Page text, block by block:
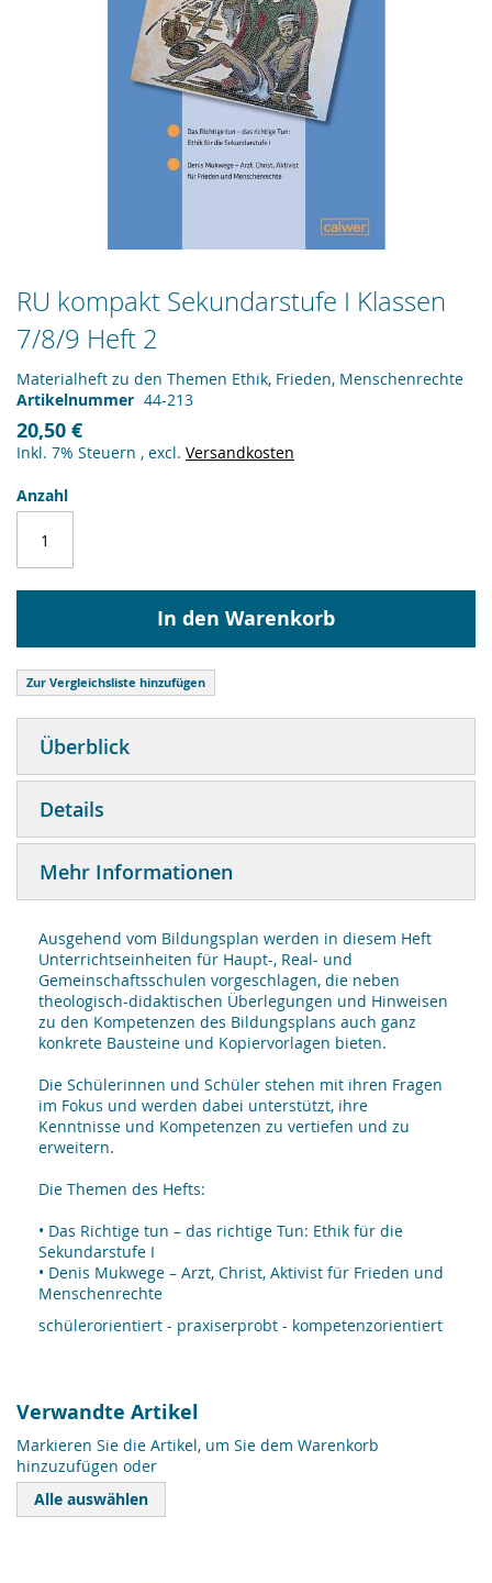
RU kompakt Sekundarstufe I Klassen
7/8/9 Heft 2
Materialheft zu den Themen Ethik, Frieden, Menschenrechte
Artikelnummer 44-213
20,50 €
Inkl. 7% Steuern , excl. Versandkosten
Anzahl
In den Warenkorb
Zur Vergleichsliste hinzufügen
Zum
Anfang
der
Bildergalerie
springen
Überblick
Details
Mehr Informationen
Ausgehend vom Bildungsplan werden in diesem Heft
Unterrichtseinheiten für Haupt-, Real- und
Gemeinschaftsschulen vorgeschlagen, die neben
theologisch-didaktischen Überlegungen und Hinweisen
zu den Kompetenzen des Bildungsplans auch ganz
konkrete Bausteine und Kopiervorlagen bieten.
Die Schülerinnen und Schüler stehen mit ihren Fragen
im Fokus und werden dabei unterstützt, ihre
Kenntnisse und Kompetenzen zu vertiefen und zu
erweitern.
Die Themen des Hefts:
• Das Richtige tun – das richtige Tun: Ethik für die
Sekundarstufe I
• Denis Mukwege – Arzt, Christ, Aktivist für Frieden und
Menschenrechte
schülerorientiert - praxiserprobt - kompetenzorientiert
Verwandte Artikel
Markieren Sie die Artikel, um Sie dem Warenkorb
hinzuzufügen oder
Alle auswählen